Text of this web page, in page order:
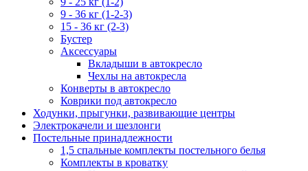
9 - 36 кг (1-2-3)
15 - 36 кг (2-3)
Бустер
Аксессуары
Вкладыши в автокресло
Чехлы на автокресла
Конверты в автокресло
Коврики под автокресло
Ходунки, прыгунки, развивающие центры
Электрокачели и шезлонги
Постельные принадлежности
1,5 спальные комплекты постельного белья
Комплекты в кроватку